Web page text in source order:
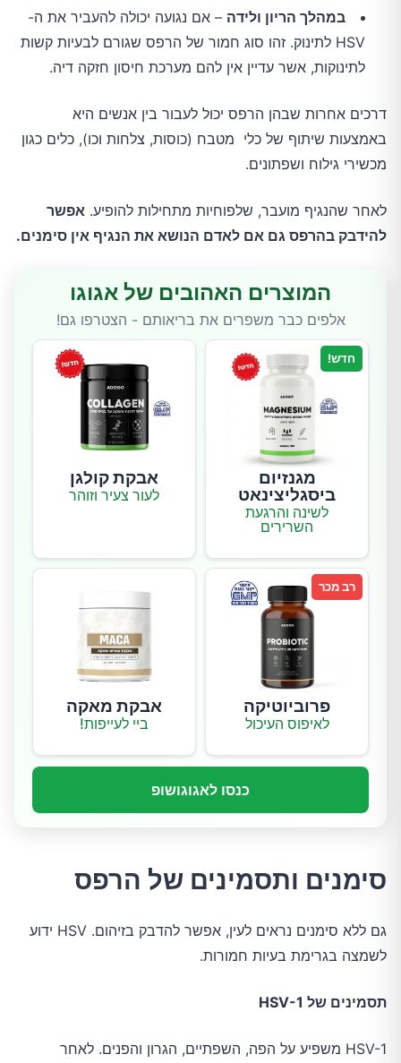
במהלך הריון ולידה – אם נגועה יכולה להעביר את ה-
HSV לתינוק. זהו סוג חמור של הרפס שגורם לבעיות קשות
לתינוקות, אשר עדיין אין להם מערכת חיסון חזקה דיה.
דרכים אחרות שבהן הרפס יכול לעבור בין אנשים היא
באמצעות שיתוף של כלי מטבח (כוסות, צלחות וכו), כלים כגון
מכשירי גילוח ושפתונים.
לאחר שהנגיף מועבר, שלפוחיות מתחילות להופיע. אפשר
להידבק בהרפס גם אם לאדם הנושא את הנגיף אין סימנים.
המוצרים האהובים של אגוגו
אלפים כבר משפרים את בריאותם - הצטרפו גם!
חדש!
מגנזיום
ביסגליצינאט
לשינה והרגעת
השרירים
אבקת קולגן
לעור צעיר וזוהר
רב מכר
פרוביוטיקה
לאיפוס העיכול
אבקת מאקה
ביי לעייפות!
כנסו לאגוגושופ
סימנים ותסמינים של הרפס
גם ללא סימנים נראים לעין, אפשר להדבק בזיהום. HSV ידוע
לשמצה בגרימת בעיות חמורות.
תסמינים של HSV-1
HSV-1 משפיע על הפה, השפתיים, הגרון והפנים. לאחר